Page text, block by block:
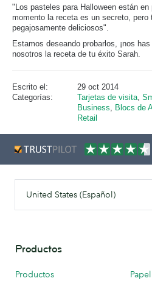
"Los pasteles para Halloween están
momento la receta es un secreto, pero
pegajosamente deliciosos".
Estamos deseando probarlos, ¡nos
nosotros la receta de tu éxito Sarah.
Escrito el:
29 oct 2014
Categorías:
Tarjetas de visita,
Business, Blocs de
Retail
United States (Español)
Productos
Productos